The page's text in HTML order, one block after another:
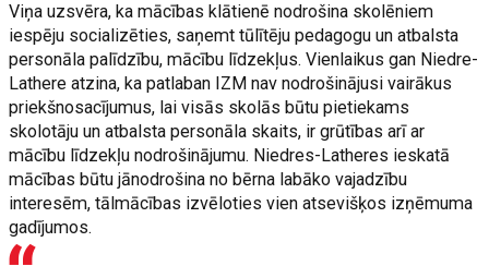
Viņa uzsvēra, ka mācības klātienē nodrošina skolēniem
iespēju socializēties, saņemt tūlītēju pedagogu un atbalsta
personāla palīdzību, mācību līdzekļus. Vienlaikus gan Niedre-
Lathere atzina, ka patlaban IZM nav nodrošinājusi vairākus
priekšnosacījumus, lai visās skolās būtu pietiekams
skolotāju un atbalsta personāla skaits, ir grūtības arī ar
mācību līdzekļu nodrošinājumu. Niedres-Latheres ieskatā
mācības būtu jānodrošina no bērna labāko vajadzību
interesēm, tālmācības izvēloties vien atsevišķos izņēmuma
gadījumos.